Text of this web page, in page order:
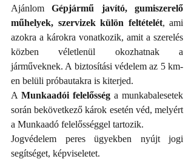
Ajánlom Gépjármű javító, gumiszerelő
műhelyek, szervizek külön feltételét, ami
azokra a károkra vonatkozik, amit a szerelés
közben véletlenül okozhatnak a
járműveknek. A biztosítási védelem az 5 km-
en belüli próbautakra is kiterjed.
A Munkaadói felelősség a munkabalesetek
során bekövetkező károk esetén véd, melyért
a Munkaadó felelősséggel tartozik.
Jogvédelem peres ügyekben nyújt jogi
segítséget, képviseletet.